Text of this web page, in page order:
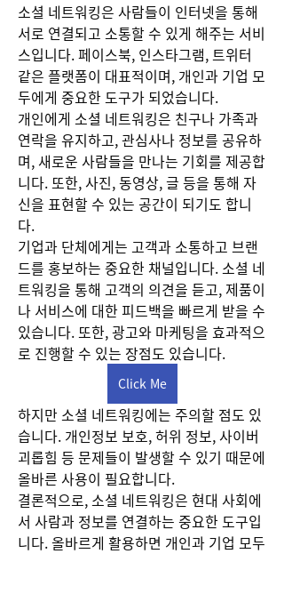
소셜 네트워킹은 사람들이 인터넷을 통해
서로 연결되고 소통할 수 있게 해주는 서비
스입니다. 페이스북, 인스타그램, 트위터
같은 플랫폼이 대표적이며, 개인과 기업 모
두에게 중요한 도구가 되었습니다.
개인에게 소셜 네트워킹은 친구나 가족과
연락을 유지하고, 관심사나 정보를 공유하
며, 새로운 사람들을 만나는 기회를 제공합
니다. 또한, 사진, 동영상, 글 등을 통해 자
신을 표현할 수 있는 공간이 되기도 합니
다.
기업과 단체에게는 고객과 소통하고 브랜
드를 홍보하는 중요한 채널입니다. 소셜 네
트워킹을 통해 고객의 의견을 듣고, 제품이
나 서비스에 대한 피드백을 빠르게 받을 수
있습니다. 또한, 광고와 마케팅을 효과적으
로 진행할 수 있는 장점도 있습니다.
Click Me
하지만 소셜 네트워킹에는 주의할 점도 있
습니다. 개인정보 보호, 허위 정보, 사이버
괴롭힘 등 문제들이 발생할 수 있기 때문에
올바른 사용이 필요합니다.
결론적으로, 소셜 네트워킹은 현대 사회에
서 사람과 정보를 연결하는 중요한 도구입
니다. 올바르게 활용하면 개인과 기업 모두
소개
그룹에 오신 것을 환영합니다. 다른 회원과
의 교류 및 업데이트 수신, 동영상 공유 등
의 활동을 시작하세요.